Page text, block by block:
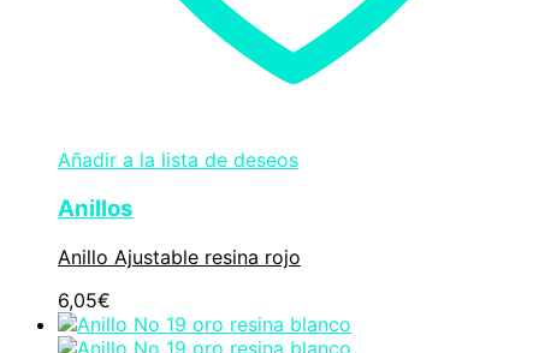
Añadir a la lista de deseos
Anillos
Anillo Ajustable resina rojo
6,05€